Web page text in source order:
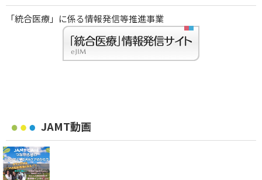
「統合医療」に係る情報発信等推進事業
JAMT動画